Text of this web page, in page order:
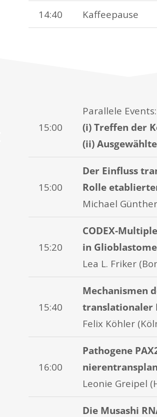
14:40 Kaffeepause
15:00
Parallele Events:
(i) Treffen der
(ii)
15:00
Der Einfluss
Rolle
Michael
15:20
CODEX-
in
Lea L. Friker
15:40
Mechanismen
translationaler
Felix Köhler
16:00
Pathogene
Leonie Greipel
Die Musashi